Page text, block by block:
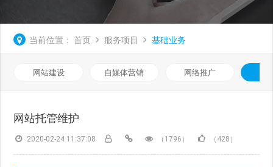
当前位置： 首页 服务项目 基础业务
网站建设 自媒体营销 网络推广
网站托管维护
2020-02-24 11:37:08 （1796） （428）